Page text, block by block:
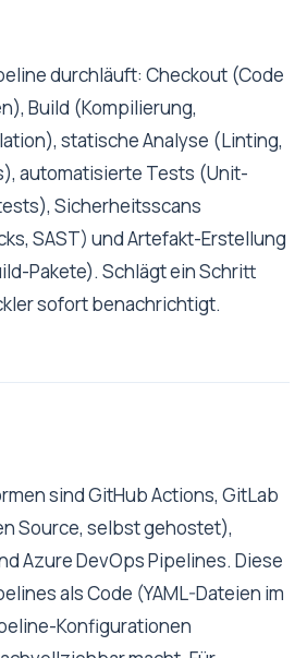
durchläuft: Checkout (Code
Build (Kompilierung,
statische Analyse (Linting,
automatisierte Tests (Unit-
Sicherheitsscans
SAST) und Artefakt-Erstellung
Pakete). Schlägt ein Schritt
sofort benachrichtigt.
sind GitHub Actions, GitLab
Source, selbst gehostet),
Azure DevOps Pipelines. Diese
als Code (YAML-Dateien im
Konfigurationen